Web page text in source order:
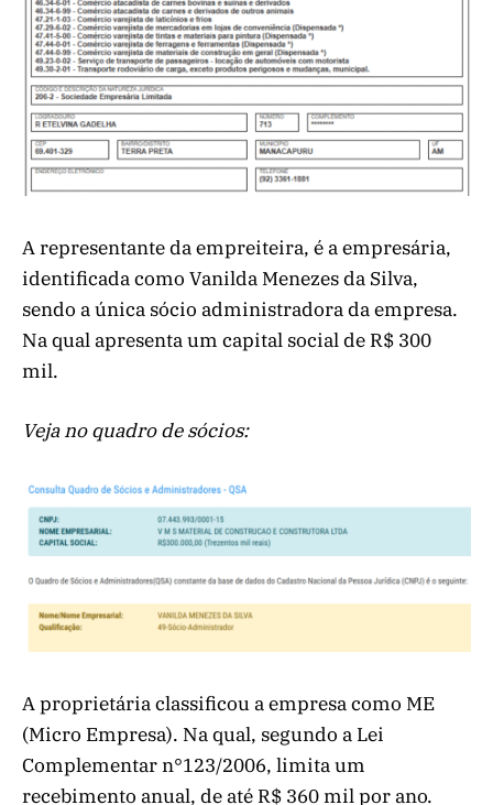
A representante da empreiteira, é a empresária,
identificada como Vanilda Menezes da Silva,
sendo a única sócio administradora da empresa.
Na qual apresenta um capital social de R$ 300
mil.
Veja no quadro de sócios:
A proprietária classificou a empresa como ME
(Micro Empresa). Na qual, segundo a Lei
Complementar n°123/2006, limita um
recebimento anual, de até R$ 360 mil por ano.